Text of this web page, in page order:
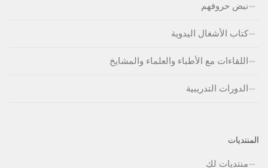
نبض حروفهم
كتاب الأشغال اليدوية
اللقاءات مع الأطباء والعلماء والمشايخ
الدورات التدريبية
المنتديات
منتديات لكِ